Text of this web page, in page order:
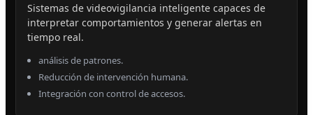
Sistemas de videovigilancia inteligente capaces de
interpretar comportamientos y generar alertas en
tiempo real.
análisis de patrones.
Reducción de intervención humana.
Integración con control de accesos.